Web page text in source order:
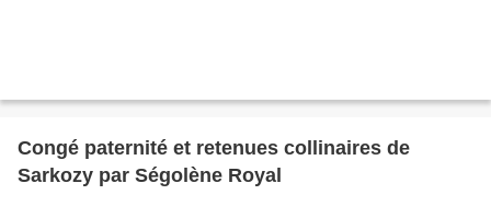
Congé paternité et retenues collinaires de
Sarkozy par Ségolène Royal